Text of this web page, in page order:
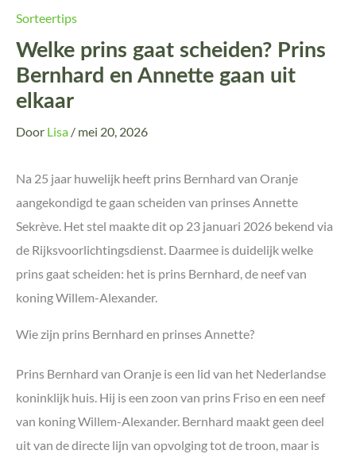
Sorteertips
Welke prins gaat scheiden? Prins
Bernhard en Annette gaan uit
elkaar
Door Lisa / mei 20, 2026
Na 25 jaar huwelijk heeft prins Bernhard van Oranje
aangekondigd te gaan scheiden van prinses Annette
Sekrève. Het stel maakte dit op 23 januari 2026 bekend via
de Rijksvoorlichtingsdienst. Daarmee is duidelijk welke
prins gaat scheiden: het is prins Bernhard, de neef van
koning Willem-Alexander.
Wie zijn prins Bernhard en prinses Annette?
Prins Bernhard van Oranje is een lid van het Nederlandse
koninklijk huis. Hij is een zoon van prins Friso en een neef
van koning Willem-Alexander. Bernhard maakt geen deel
uit van de directe lijn van opvolging tot de troon, maar is